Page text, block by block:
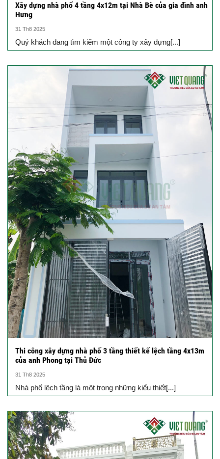
Xây dựng nhà phố 4 tầng 4x12m tại Nhà Bè của gia đình anh
Hưng
31 Th8 2025
Quý khách đang tìm kiếm một công ty xây dựng[...]
Thi công xây dựng nhà phố 3 tầng thiết kế lệch tầng 4x13m
của anh Phong tại Thủ Đức
31 Th8 2025
Nhà phố lệch tầng là một trong những kiểu thiết[...]